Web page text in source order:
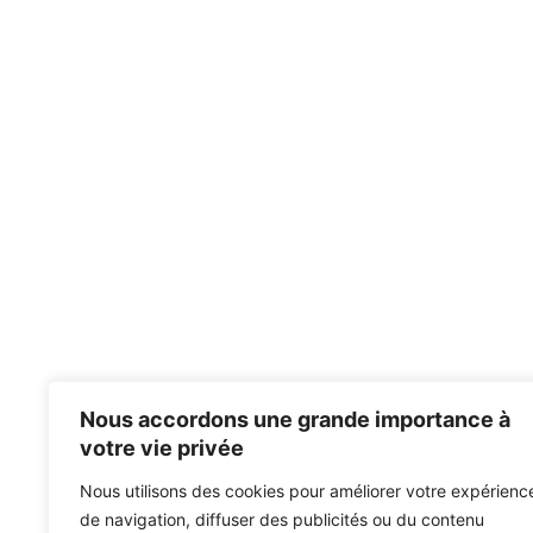
Nous accordons une grande importance à
votre vie privée
Nous utilisons des cookies pour améliorer votre
de navigation, diffuser des publicités ou du contenu